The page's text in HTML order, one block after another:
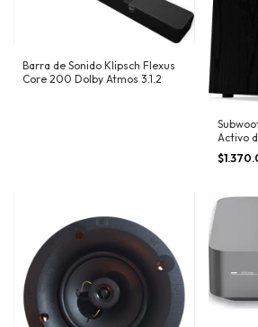
Barra de Sonido Klipsch Flexus
Core 200 Dolby Atmos 3.1.2
Activo